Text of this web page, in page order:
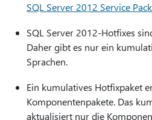
SQL Server 2012 Service
SQL Server 2012-Hotfixes
Daher gibt es nur ein
Sprachen.
Ein kumulatives Hotfixpaket
Komponentenpakete. Das
aktualisiert nur die